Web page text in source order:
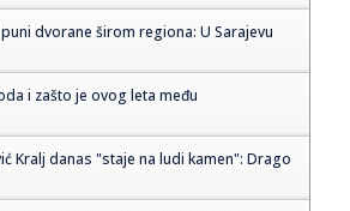
dvorane širom regiona: U Sarajevu
i zašto je ovog leta među
Kralj danas "staje na ludi kamen": Drago